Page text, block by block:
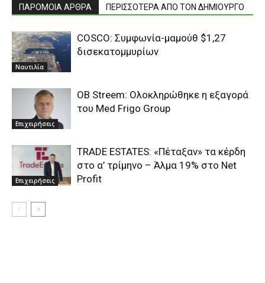
ΠΑΡΟΜΟΙΑ ΑΡΘΡΑ ΠΕΡΙΣΣΟΤΕΡΑ ΑΠΟ ΤΟΝ ΔΗΜΙΟΥΡΓΟ
Ναυτιλία
COSCO: Συμφωνία-μαμούθ $1,27
δισεκατομμυρίων
Επιχειρήσεις
OB Streem: Ολοκληρώθηκε η εξαγορά
του Med Frigo Group
Επιχειρήσεις
TRADE ESTATES: «Πέταξαν» τα κέρδη
στο α’ τρίμηνο – Άλμα 19% στο Νet
Profit